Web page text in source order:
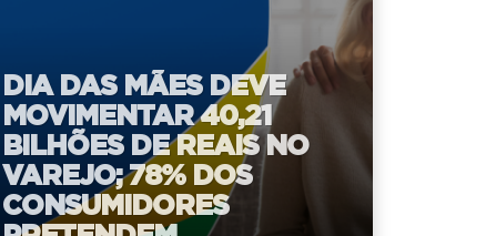
DIA DAS MÃES DEVE
MOVIMENTAR 40,21
BILHÕES DE REAIS NO
VAREJO; 78% DOS
CONSUMIDORES